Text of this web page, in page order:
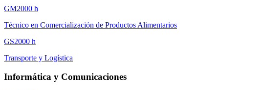
GM2000 h
Técnico en Comercialización de Productos Alimentarios
GS2000 h
Transporte y Logística
Informática y Comunicaciones